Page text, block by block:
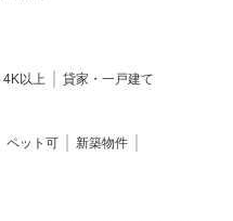
4K以上 貸家・一戸建て
ペット可
新築物件